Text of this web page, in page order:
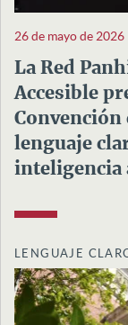
26 de mayo de 2026
La Red
Accesible
Convención
lenguaje
inteligencia
LENGUAJE